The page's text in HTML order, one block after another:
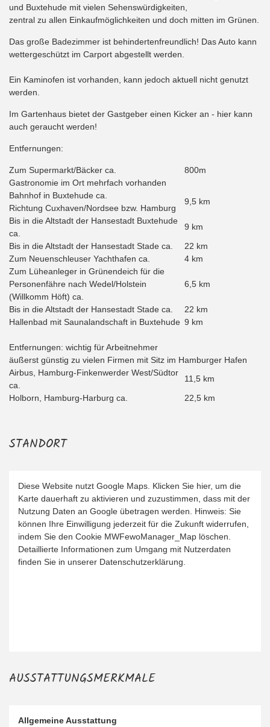
und Buxtehude mit vielen Sehenswürdigkeiten,
zentral zu allen Einkaufmöglichkeiten und doch mitten im Grünen.
Das große Badezimmer ist behindertenfreundlich! Das Auto kann
wettergeschützt im Carport abgestellt werden.
Ein Kaminofen ist vorhanden, kann jedoch aktuell nicht genutzt
werden.
Im Gartenhaus bietet der Gastgeber einen Kicker an - hier kann
auch geraucht werden!
Entfernungen:
Zum Supermarkt/Bäcker ca.
800m
Gastronomie im Ort mehrfach vorhanden
Bahnhof in Buxtehude ca.
Richtung Cuxhaven/Nordsee bzw. Hamburg
9,5 km
Bis in die Altstadt der Hansestadt Buxtehude
ca.
9 km
Bis in die Altstadt der Hansestadt Stade ca.
22 km
Zum Neuenschleuser Yachthafen ca.
4 km
Zum Lüheanleger in Grünendeich für die
Personenfähre nach Wedel/Holstein
(Willkomm Höft) ca.
6,5 km
Bis in die Altstadt der Hansestadt Stade ca.
22 km
Hallenbad mit Saunalandschaft in Buxtehude 9 km
Entfernungen: wichtig für Arbeitnehmer
äußerst günstig zu vielen Firmen mit Sitz im Hamburger Hafen
Airbus, Hamburg-Finkenwerder West/Südtor
ca.
11,5 km
Holborn, Hamburg-Harburg ca.
22,5 km
STANDORT
Diese Website nutzt Google Maps. Klicken Sie hier, um die
Karte dauerhaft zu aktivieren und zuzustimmen, dass mit der
Nutzung Daten an Google übetragen werden. Hinweis: Sie
können Ihre Einwilligung jederzeit für die Zukunft widerrufen,
indem Sie den Cookie MWFewoManager_Map löschen.
Detaillierte Informationen zum Umgang mit Nutzerdaten
finden Sie in unserer Datenschutzerklärung.
AUSSTATTUNGSMERKMALE
Allgemeine Ausstattung